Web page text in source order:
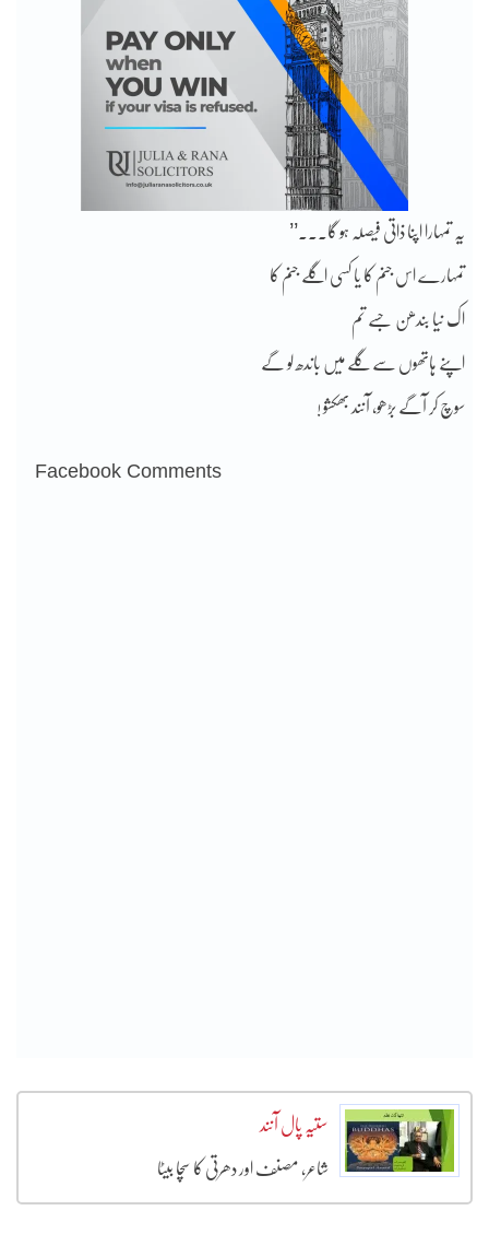
یہ تمہارا اپنا ذاتی فیصلہ ہو گا۔۔۔’’
تمہارے اس جنم کا یا کسی اگلے جنم کا
اک نیا بندھن جسے تم
اپنے ہاتھوں سے گلے میں باندھ لو گے
سوچ کر آگے بڑھو، آنند بھکشو !
Facebook Comments
ستیہ پال آنند
شاعر، مصنف اور دھرتی کا سچا بیٹا